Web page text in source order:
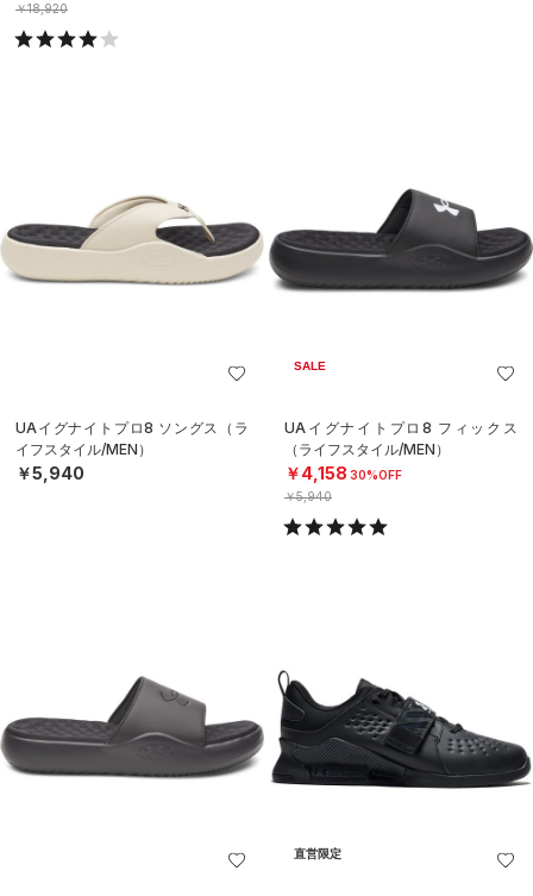
￥18,920
UAイグナイトプロ8 ソングス（ラ
イフスタイル/MEN）
￥5,940
SALE
UAイグナイトプロ8 フィックス
（ライフスタイル/MEN）
￥4,158 30%OFF
￥5,940
直営限定